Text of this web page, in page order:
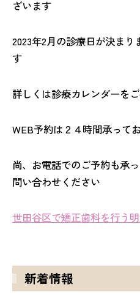
ざいます
2023年2月の診療日が決ま
す
詳しくは診療カレンダーを
WEB予約は２４時間承って
尚、お電話でのご予約も承
問い合わせください
世田谷区で矯正歯科を行う
新着情報